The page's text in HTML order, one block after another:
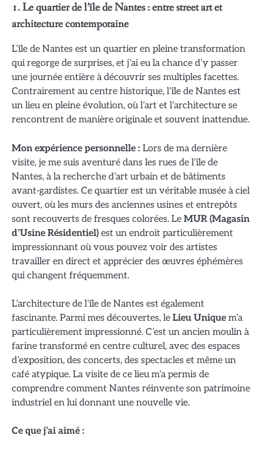
1. Le quartier de l’île de Nantes : entre street art et
architecture contemporaine
L’île de Nantes est un quartier en pleine transformation
qui regorge de surprises, et j’ai eu la chance d’y passer
une journée entière à découvrir ses multiples facettes.
Contrairement au centre historique, l’île de Nantes est
un lieu en pleine évolution, où l’art et l’architecture se
rencontrent de manière originale et souvent inattendue.
Mon expérience personnelle : Lors de ma dernière
visite, je me suis aventuré dans les rues de l’île de
Nantes, à la recherche d’art urbain et de bâtiments
avant-gardistes. Ce quartier est un véritable musée à ciel
ouvert, où les murs des anciennes usines et entrepôts
sont recouverts de fresques colorées. Le MUR (Magasin
d’Usine Résidentiel) est un endroit particulièrement
impressionnant où vous pouvez voir des artistes
travailler en direct et apprécier des œuvres éphémères
qui changent fréquemment.
L’architecture de l’île de Nantes est également
fascinante. Parmi mes découvertes, le Lieu Unique m’a
particulièrement impressionné. C’est un ancien moulin à
farine transformé en centre culturel, avec des espaces
d’exposition, des concerts, des spectacles et même un
café atypique. La visite de ce lieu m’a permis de
comprendre comment Nantes réinvente son patrimoine
industriel en lui donnant une nouvelle vie.
Ce que j’ai aimé :